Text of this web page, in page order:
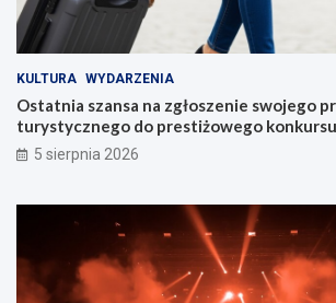
KULTURA WYDARZENIA
Ostatnia szansa na zgłoszenie swojego
turystycznego do prestiżowego
5 sierpnia 2026